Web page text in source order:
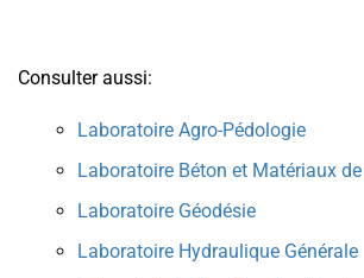
Consulter aussi:
Laboratoire Agro-Pédologie
Laboratoire Béton et Matériaux
Laboratoire Géodésie
Laboratoire Hydraulique Générale